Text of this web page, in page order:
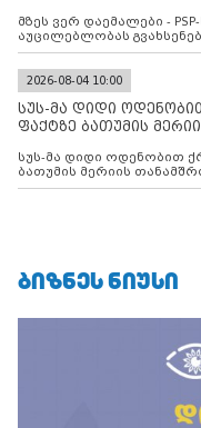
მზეს ვერ დაემალები -
აუცილებლობას
2026-08-04 10:00
სუს-მა დიდი
ფაქტზე ბათუმის
სუს-მა დიდი ოდენობით ქრთამის მოთხოვნისა და აღების ფაქტზე
ბათუმის მერიის
ᲑᲘᲖᲜᲔᲡ ᲜᲘᲣᲡᲘ